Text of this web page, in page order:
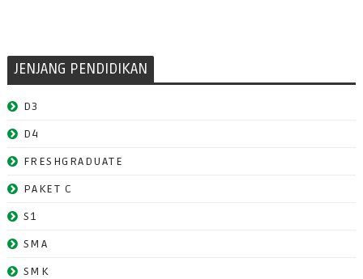
JENJANG PENDIDIKAN
D3
D4
FRESHGRADUATE
PAKET C
S1
SMA
SMK